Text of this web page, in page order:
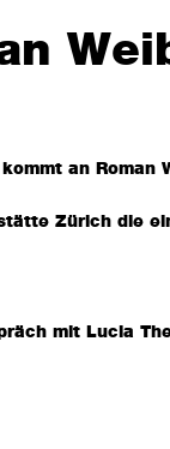
an
Zürich die
mit Lucia